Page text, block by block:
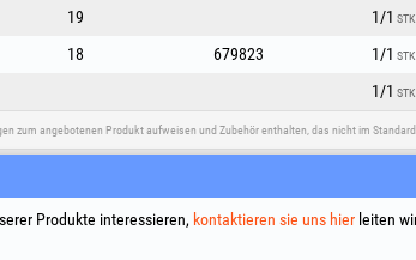
19 1/1 STK
18 679823 1/1 STK
1/1 STK
zum angebotenen Produkt aufweisen und Zubehör enthalten, das nicht im
Nützliche Links
Produkte interessieren, kontaktieren sie uns hier leiten